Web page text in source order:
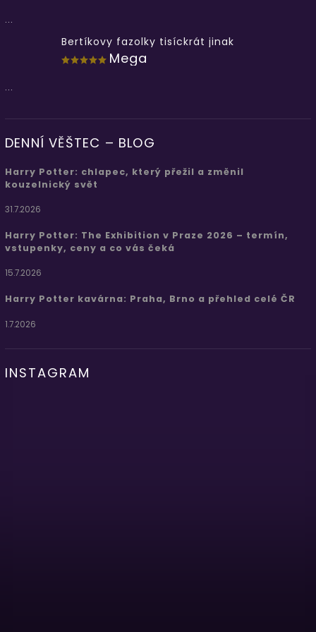
...
Bertíkovy fazolky tisíckrát jinak
Mega
...
DENNÍ VĚŠTEC – BLOG
Harry Potter: chlapec, který přežil a změnil
kouzelnický svět
31.7.2026
Harry Potter: The Exhibition v Praze 2026 – termín,
vstupenky, ceny a co vás čeká
15.7.2026
Harry Potter kavárna: Praha, Brno a přehled celé ČR
1.7.2026
INSTAGRAM